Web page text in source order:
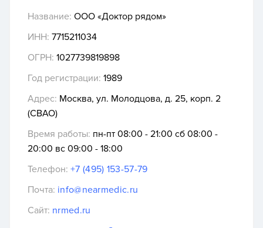
Название: ООО «Доктор рядом»
ИНН: 7715211034
ОГРН: 1027739819898
Год регистрации: 1989
Адрес: Москва, ул. Молодцова, д. 25, корп. 2
(СВАО)
Время работы: пн-пт 08:00 - 21:00 сб 08:00 -
20:00 вс 09:00 - 18:00
Телефон: +7 (495) 153-57-79
Почта: info@nearmedic.ru
Сайт: nrmed.ru